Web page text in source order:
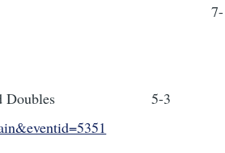
kisat 7-
Masters Mixed